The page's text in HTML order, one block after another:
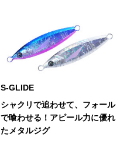
S-GLIDE
シャクリで追わせて、フォール
で喰わせる！アピール力に優れ
たメタルジグ